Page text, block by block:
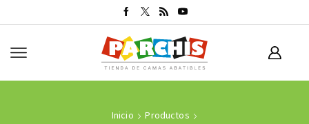
Inicio Productos